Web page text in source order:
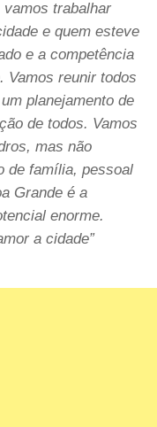
vamos trabalhar
e quem esteve
e a competência
Vamos reunir todos
planejamento de
de todos. Vamos
mas não
de família, pessoal
Grande é a
enorme.
a cidade”